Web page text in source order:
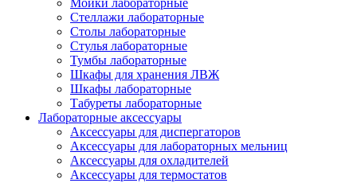
Мойки лабораторные
Стеллажи лабораторные
Столы лабораторные
Стулья лабораторные
Тумбы лабораторные
Шкафы для хранения ЛВЖ
Шкафы лабораторные
Табуреты лабораторные
Лабораторные аксессуары
Аксессуары для диспергаторов
Аксессуары для лабораторных мельниц
Аксессуары для охладителей
Аксессуары для термостатов